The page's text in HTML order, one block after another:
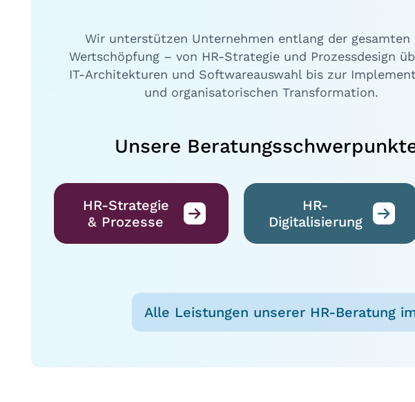
Wir unterstützen Unternehmen entlang der gesamten
Wertschöpfung – von HR-Strategie und Prozessdesign
IT-Architekturen und Softwareauswahl bis zur
und organisatorischen Transformation.
Unsere
HR-Strategie
& Prozesse
HR-
Digitalisierung
Alle Leistungen unserer HR-Beratung